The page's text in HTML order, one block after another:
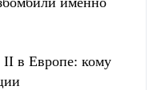
в Европе: кому